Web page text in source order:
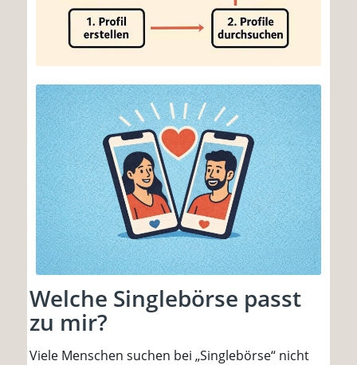
Welche Singlebörse passt
zu mir?
Viele Menschen suchen bei „Singlebörse“ nicht